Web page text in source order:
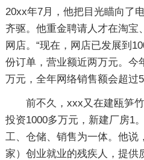
20xx年7月，他把目光瞄向了
齐驱。他重金聘请人才在淘宝
网店。“现在，网店已发展到
份订单，营业额近两万元。今
万元，全年网络销售额会超过
前不久，xxx又在建瓯笋
投资1000多万元，新建厂房1
工、仓储、销售为一体。他说
家）创业就业的残疾人，提供